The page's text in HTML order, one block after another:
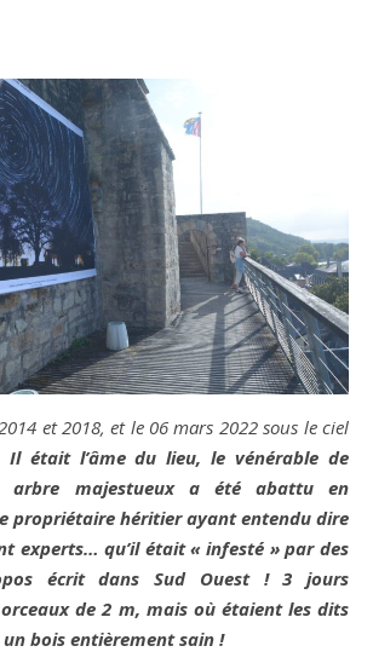
et 2018, et le 06 mars 2022 sous le ciel
Il était l’âme du lieu, le vénérable de
arbre majestueux a été abattu en
propriétaire héritier ayant entendu dire
experts… qu’il était « infesté » par des
écrit dans Sud Ouest ! 3 jours
de 2 m, mais où étaient les dits
bois entièrement sain !